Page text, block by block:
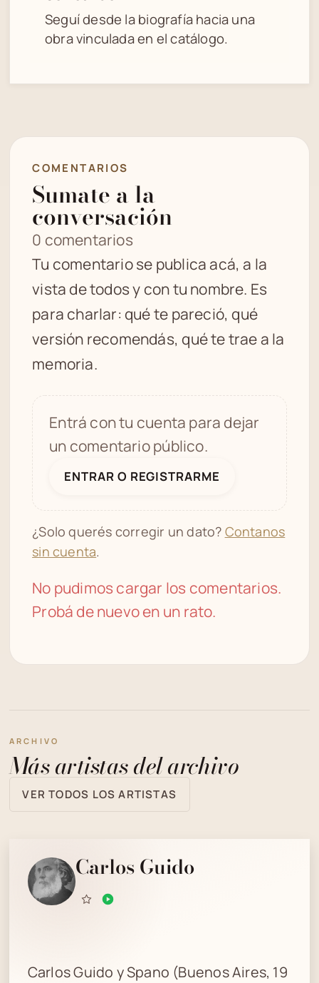
Seguí desde la biografía hacia una
obra vinculada en el catálogo.
COMENTARIOS
Sumate a la
conversación
0 comentarios
Tu comentario se publica acá, a la
vista de todos y con tu nombre. Es
para charlar: qué te pareció, qué
versión recomendás, qué te trae a la
memoria.
Entrá con tu cuenta para dejar
un comentario público.
ENTRAR O REGISTRARME
¿Solo querés corregir un dato? Contanos
sin cuenta.
No pudimos cargar los comentarios.
Probá de nuevo en un rato.
ARCHIVO
Más artistas del archivo
VER TODOS LOS ARTISTAS
Carlos Guido
Carlos Guido y Spano (Buenos Aires, 19